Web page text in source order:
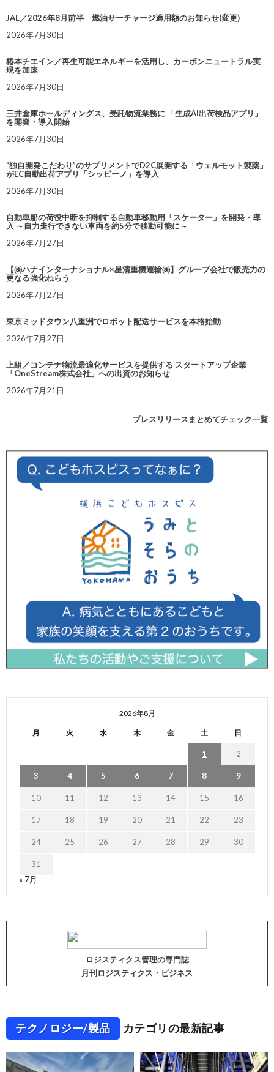
JAL／2026年8月前半 燃油サーチャージ適用額のお知らせ(変更)
2026年7月30日
椿本チエイン／再生可能エネルギーを活用し、カーボンニュートラル実
現を加速
2026年7月30日
三井倉庫ホールディングス、受託物流業務に 「生成AI出荷検品アプリ」
を開発・導入開始
2026年7月30日
“独自開発こだわり”のサプリメントでD2C展開する「ウェルモット製薬」
がEC自動出荷アプリ「シッピーノ」を導入
2026年7月30日
自動車船の荷役中断を抑制する自動車移動用「スケーター」を開発・導
入 ～自力走行できない車両を約5分で移動可能に～
2026年7月27日
【㈱ハナインターナショナル×星清重機運輸㈱】グループ会社で販売力の
更なる強化ねらう
2026年7月27日
東京ミッドタウン八重洲でロボット配送サービスを本格始動
2026年7月27日
上組／コンテナ物流最適化サービスを提供する スタートアップ企業
「OneStream株式会社」への出資のお知らせ
2026年7月21日
プレスリリースまとめてチェック一覧
2026年8月
月 火 水 木 金 土 日
1 2
3 4 5 6 7 8 9
10 11 12 13 14 15 16
17 18 19 20 21 22 23
24 25 26 27 28 29 30
31
« 7月
ロジスティクス管理の専門誌
月刊ロジスティクス・ビジネス
テクノロジー/製品 カテゴリの最新記事